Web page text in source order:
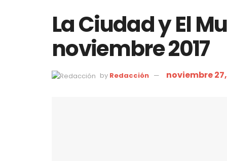
La Ciudad y El
noviembre 2017
by Redacción noviembre 27,